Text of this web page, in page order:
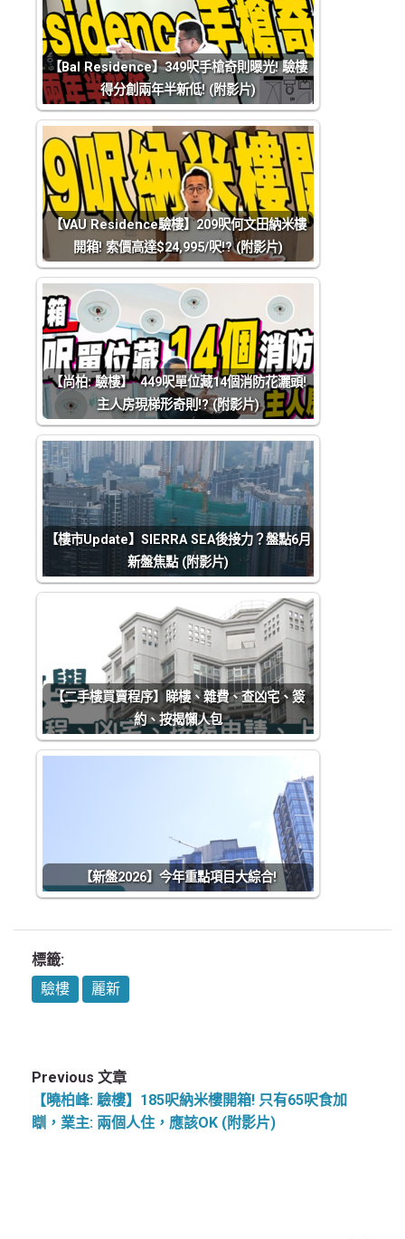
【Bal Residence】349呎手槍奇則曝光! 驗樓
得分創兩年半新低! (附影片)
【VAU Residence驗樓】209呎何文田納米樓
開箱! 索價高達$24,995/呎!? (附影片)
【尚柏: 驗樓】 449呎單位藏14個消防花灑頭!
主人房現梯形奇則!? (附影片)
【樓市Update】SIERRA SEA後接力？盤點6月
新盤焦點 (附影片)
【二手樓買賣程序】睇樓、雜費、查凶宅、簽
約、按揭懶人包
【新盤2026】今年重點項目大綜合!
標籤:
驗樓
麗新
Previous 文章
【曉柏峰: 驗樓】185呎納米樓開箱! 只有65呎食加
瞓，業主: 兩個人住，應該OK (附影片)